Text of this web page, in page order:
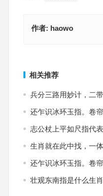
作者: haowo
相关推荐
兵分三路用妙计，二
还乍识冰环玉指。卷
志公杖上平如尺指代
生肖就在此中找，一
还乍识冰环玉指。卷
壮观东南指是什么生